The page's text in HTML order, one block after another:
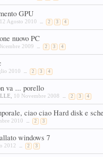
GPU
12 Agosto 2010 ... 2 3 4
nuovo PC
2009 ... 2 3 4
2010 ... 2 3 4
va ... porello
10 Novembre 2008 ... 2 3 4
ciao ciao Hard disk e
2010 ... 2 3
windows 7
2012 ... 2 3